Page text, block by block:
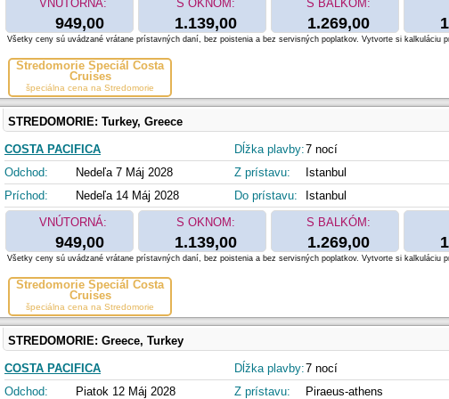
VNÚTORNÁ:
949,00
S OKNOM:
1.139,00
S BALKÓM:
1.269,00
Stredomorie Špeciál Costa
Cruises
špeciálna cena na Stredomorie
Všetky ceny sú uvádzané vrátane prístavných daní, bez poistenia a bez servisných poplatkov. Vytvorte si kalkuláciu
STREDOMORIE: Turkey, Greece
COSTA PACIFICA
Odchod:
Nedeľa 7 Máj 2028
Príchod:
Nedeľa 14 Máj 2028
Dĺžka plavby:7 nocí
Z prístavu:
Istanbul
Do prístavu:
Istanbul
VNÚTORNÁ:
949,00
S OKNOM:
1.139,00
S BALKÓM:
1.269,00
Stredomorie Špeciál Costa
Cruises
špeciálna cena na Stredomorie
Všetky ceny sú uvádzané vrátane prístavných daní, bez poistenia a bez servisných poplatkov. Vytvorte si kalkuláciu
STREDOMORIE: Greece, Turkey
COSTA PACIFICA
Odchod:
Piatok 12 Máj 2028
Dĺžka plavby:7 nocí
Z prístavu:
Piraeus-athens